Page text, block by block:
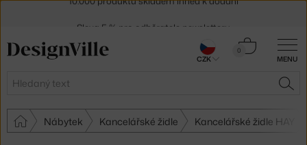
MENU
Hledat
0
Košík
Nábytek Kancelářské židle Kancelářské židle HAY
30 dní na vrácení zboží
CZK